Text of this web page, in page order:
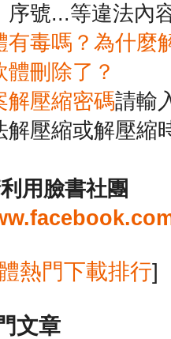
序號...等違法內
有毒嗎？為什麼
刪除了？
解壓縮密碼請輸
解壓縮或解壓縮
用臉書社團
熱門下載排行]
文章